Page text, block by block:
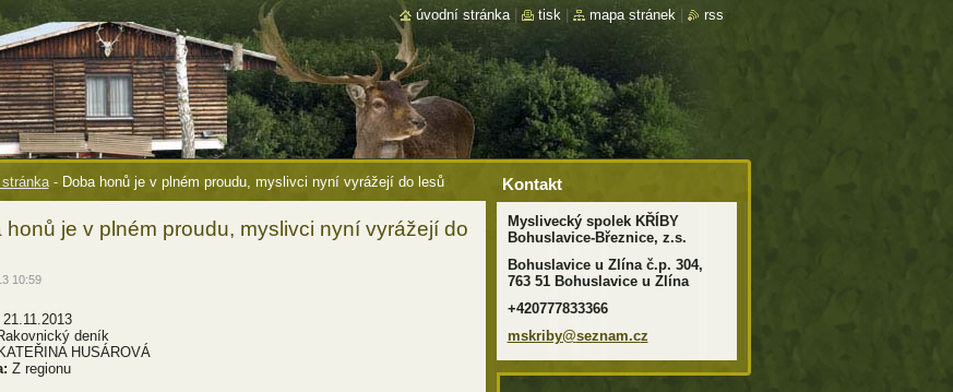
- Doba honů je v plném proudu, myslivci nyní vyrážejí do lesů
honů je v plném proudu, myslivci nyní vyrážejí do
10:59
21.11.2013
deník
KATEŘINA HUSÁROVÁ
Z regionu
Kontakt
Myslivecký spolek KŘÍBY
Bohuslavice-Březnice, z.s.
Bohuslavice u Zlína č.p. 304,
763 51 Bohuslavice u Zlína
+420777833366
mskriby@seznam.cz
úvodní stránka tisk mapa stránek rss